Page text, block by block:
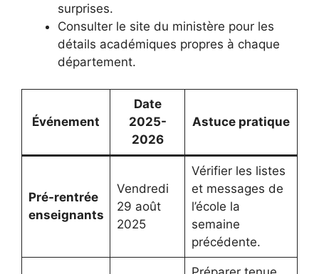
surprises.
Consulter le site du ministère pour les
détails académiques propres à chaque
département.
Événement
Date
2025-
2026
Astuce pratique
Pré-rentrée
enseignants
Vendredi
29 août
2025
Vérifier les listes
et messages de
l’école la
semaine
précédente.